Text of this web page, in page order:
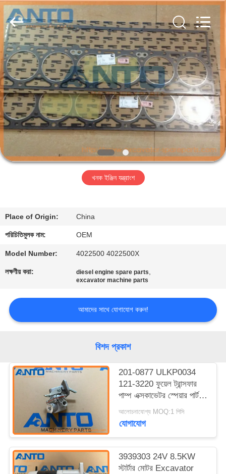
বাড়ি
পণ্য
আমাদের
সম্পর্কে
কারখানা
মান
নিয়ন্ত্রণ
ব্লগ
সাইট
ম্যাপ
নীতি
Guangzhou
Machinery
Parts
Co.,Ltd..
Rights
Reserved.
খনক ইঞ্জিন যন্ত্রাংশ
Place of Origin: China
পরিচিতিমুলক নাম: OEM
Model Number: 4022500 4022500X
লক্ষণীয় করা: diesel engine spare parts,
excavator machine parts
আমাদের সাথে যোগাযোগ করুন!
বিশদ প্রকাশ
201-0877 ULKP0034
121-3220 ফুয়েল ট্রান্সফার
পাম্প এক্সকাভেটর স্পেয়ার পার্টস
312B L C3.3 এর জন্য
উপযুক্ত
আলোচনাযোগ্য MOQ:1 পিসি
যোগাযোগ
3939303 24V 8.5KW
স্টার্টার মোটর Excavator